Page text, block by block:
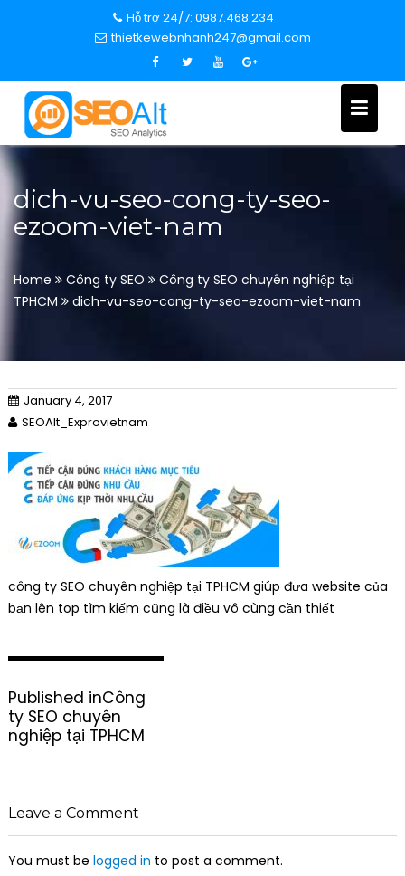
c
o
Hỗ trợ 24/7: 0987.468.234
thietkewebnhanh247@gmail.com
dich-vu-seo-cong-ty-seo-
ezoom-viet-nam
Home Công ty SEO
Công ty SEO chuyên nghiệp tại
TPHCM
dich-vu-seo-cong-ty-seo-ezoom-viet-nam
January 4, 2017
SEOAlt_Exprovietnam
công ty SEO chuyên nghiệp tại TPHCM giúp đưa website của
bạn lên top tìm kiếm cũng là điều vô cùng cần thiết
o
s
t
v
i
g
a
Published inCông
ty SEO chuyên
nghiệp tại TPHCM
Leave a Comment
You must be logged in to post a comment.